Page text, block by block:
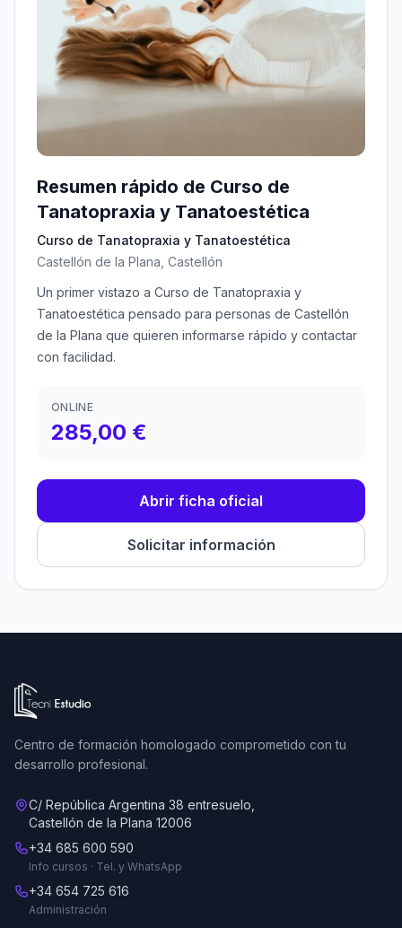
Resumen rápido de Curso de
Tanatopraxia y Tanatoestética
Curso de Tanatopraxia y Tanatoestética
Castellón de la Plana, Castellón
Un primer vistazo a Curso de Tanatopraxia y
Tanatoestética pensado para personas de Castellón
de la Plana que quieren informarse rápido y contactar
con facilidad.
ONLINE
285,00 €
Abrir ficha oficial
Solicitar información
Ir a la página de inicio de Tecni Estudio
Centro de formación homologado comprometido con tu
desarrollo profesional.
C/ República Argentina 38 entresuelo,
Castellón de la Plana 12006
+34 685 600 590
Info cursos · Tel. y WhatsApp
+34 654 725 616
Administración